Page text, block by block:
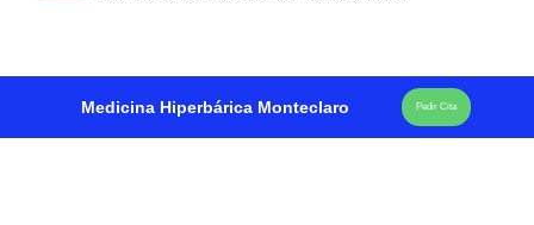
Medicina Hiperbárica Monteclaro Pedir Cita